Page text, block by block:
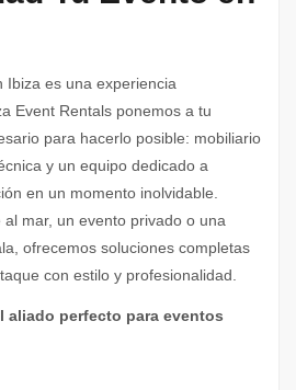
Ibiza es una experiencia
Event Rentals ponemos a tu
para hacerlo posible: mobiliario
y un equipo dedicado a
en un momento inolvidable.
mar, un evento privado o una
ofrecemos soluciones completas
con estilo y profesionalidad.
aliado perfecto para eventos